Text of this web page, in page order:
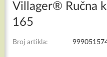
Villager® Ručna
165
Broj artikla: